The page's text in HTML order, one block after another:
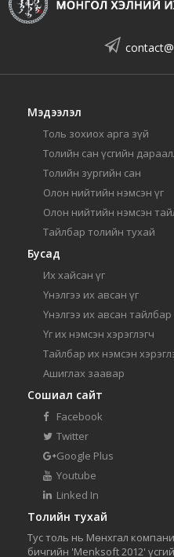
Мэдээлэл
Толь зохиох арга зүй
Толийн сан үсгийн
Толийн зургийн сан
Олон нийтийн нэмсэн үг
Олон нийтийн нэмсэн
Тайлбар толийн тухай
Бусад
Их хайсан үг
Үнэлгээ их авсан үг
Үнэлгээ их авсан тайлбар
Үг их нэмсэн хэрэглэгч
Тайлбар их нэмсэн
Ашиглах заавар
Сошиал сайт
Facebook
Twitter
Google Plus
Youtube
Linked In
Толийн тухай
Тус толь нь Мөнхгал
бичгийн 'Menksoft 2012'